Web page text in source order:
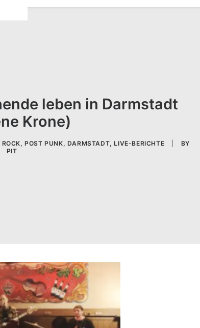
leben in Darmstadt
Krone)
,POST PUNK, DARMSTADT,LIVE-BERICHTE
BY
PIT